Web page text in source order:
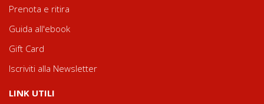
Prenota e ritira
Guida all'ebook
Gift Card
Iscriviti alla Newsletter
LINK UTILI